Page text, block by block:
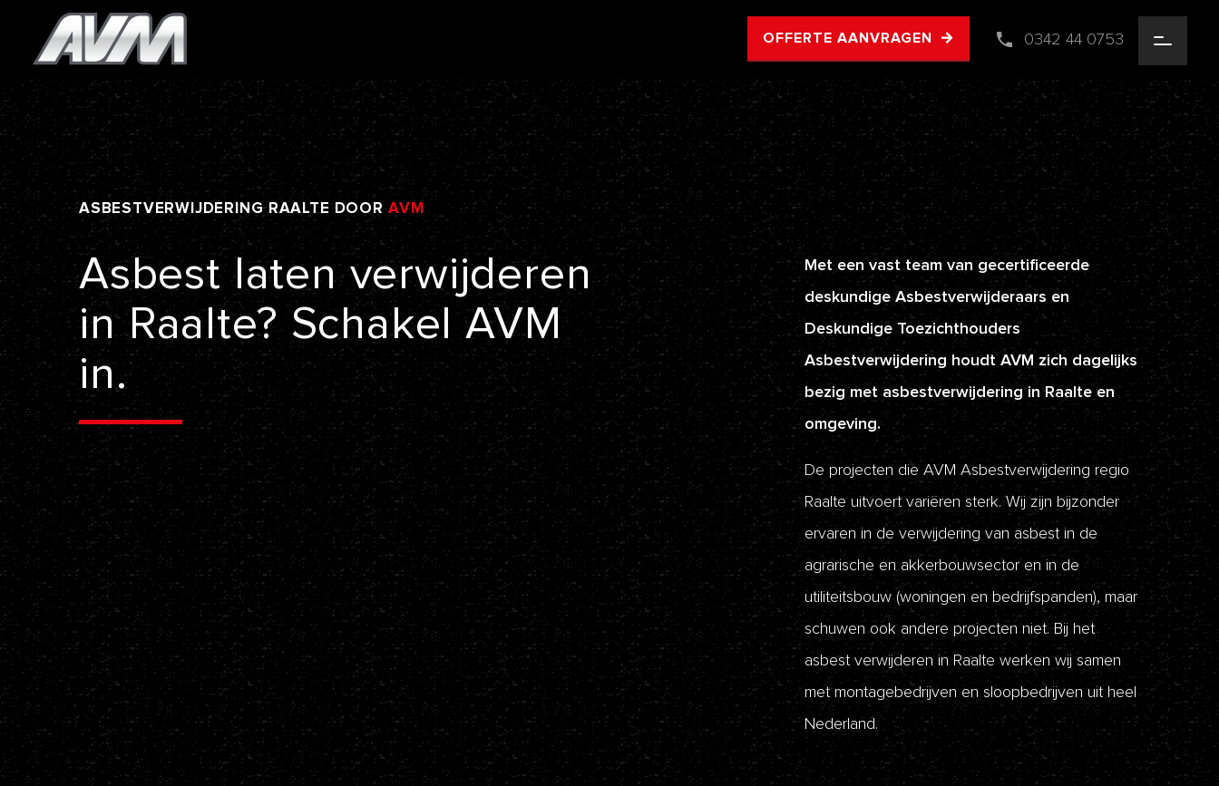
OFFERTE AANVRAGEN 0342 44 0753
ASBESTVERWIJDERING RAALTE DOOR AVM
Asbest laten verwijderen
in Raalte? Schakel AVM
in.
Met een vast team van gecertificeerde
deskundige Asbestverwijderaars en
Deskundige Toezichthouders
Asbestverwijdering houdt AVM zich dagelijks
bezig met asbestverwijdering in Raalte en
omgeving.
De projecten die AVM Asbestverwijdering regio
Raalte uitvoert variëren sterk. Wij zijn bijzonder
ervaren in de verwijdering van asbest in de
agrarische en akkerbouwsector en in de
utiliteitsbouw (woningen en bedrijfspanden), maar
schuwen ook andere projecten niet. Bij het
asbest verwijderen in Raalte werken wij samen
met montagebedrijven en sloopbedrijven uit heel
Nederland.